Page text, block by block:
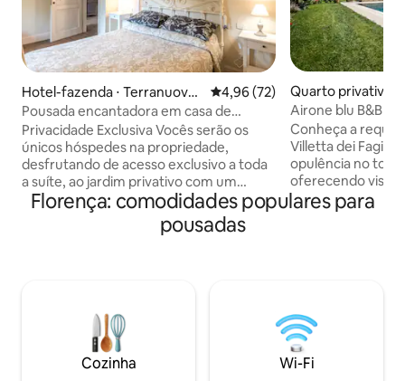
Hotel-fazenda ⋅ Terranuova
Bracciolini
4,96 de uma avaliação média
4,96 (72)
Pousada encantadora em casa de
fazenda na Toscana
Privacidade Exclusiva Vocês serão os
únicos hóspedes na propriedade,
desfrutando de acesso exclusivo a toda
a suíte, ao jardim privativo com um
gazebo e a um encantador acesso direto
ao riacho Ciuffenna. Um oásis de paz e
privacidade projetado para quem busca
prazer em receber você com uma
deliciosa CESTA DE BOAS-VINDAS
contendo tudo o que você precisa para
o café da manhã.
Quarto privativo ⋅
ipoli
Airone blu B&B —
jacuzzi em
Conheça a
Villetta dei
opulência no topo
oferecendo vistas
encantadoras
elegante refúgio
onde cada
esplendor.
no local.
Florença: comodidades populares para
pousadas
Cozinha Wi-Fi